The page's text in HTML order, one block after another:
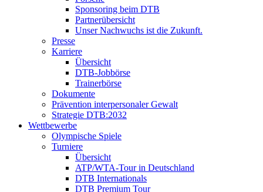
Sponsoring beim DTB
Partnerübersicht
Unser Nachwuchs ist die Zukunft.
Presse
Karriere
Übersicht
DTB-Jobbörse
Trainerbörse
Dokumente
Prävention interpersonaler Gewalt
Strategie DTB:2032
Wettbewerbe
Olympische Spiele
Turniere
Übersicht
ATP/WTA-Tour in Deutschland
DTB Internationals
DTB Premium Tour